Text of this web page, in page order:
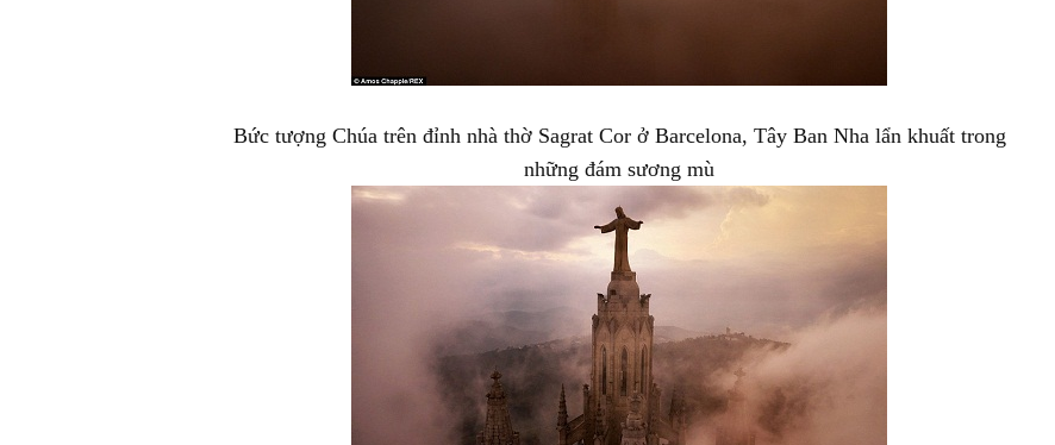
Bức tượng Chúa trên đỉnh nhà thờ Sagrat Cor ở Barcelona, Tây Ban Nha lẩn khuất trong
những đám sương mù